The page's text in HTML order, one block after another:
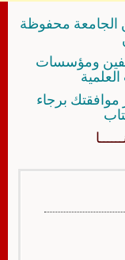
الجامعة محفوظة
ومؤسسات
موافقتك برجاء